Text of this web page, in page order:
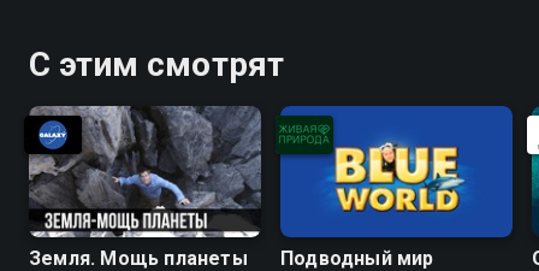
С этим смотрят
Земля. Мощь планеты Подводный мир